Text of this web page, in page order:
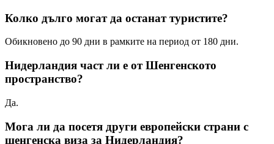
Колко дълго могат да останат туристите?
Обикновено до 90 дни в рамките на период от 180 дни.
Нидерландия част ли е от Шенгенското
пространство?
Да.
Мога ли да посетя други европейски страни с
шенгенска виза за Нидерландия?